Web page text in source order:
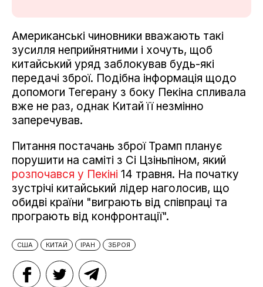
Американські чиновники вважають такі
зусилля неприйнятними і хочуть, щоб
китайський уряд заблокував будь-які
передачі зброї. Подібна інформація щодо
допомоги Тегерану з боку Пекіна спливала
вже не раз, однак Китай її незмінно
заперечував.
Питання постачань зброї Трамп планує
порушити на саміті з Сі Цзіньпіном, який
розпочався у Пекіні 14 травня. На початку
зустрічі китайський лідер наголосив, що
обидві країни "виграють від співпраці та
програють від конфронтації".
США КИТАЙ ІРАН ЗБРОЯ